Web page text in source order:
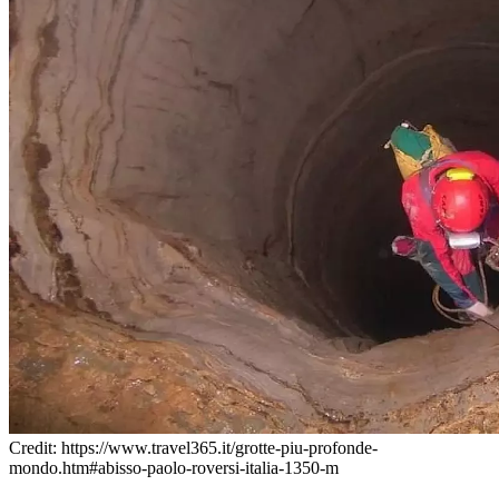
Credit: https://www.travel365.it/grotte-piu-profonde-
mondo.htm#abisso-paolo-roversi-italia-1350-m